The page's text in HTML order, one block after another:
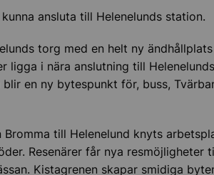
ansluta till Helenelunds station.
torg med en helt ny
ligga i nära anslutning till Helenelunds
en ny bytespunkt för, buss,
Bromma till Helenelund knyts
Resenärer får nya resmöjligheter
Kistagrenen skapar smidiga